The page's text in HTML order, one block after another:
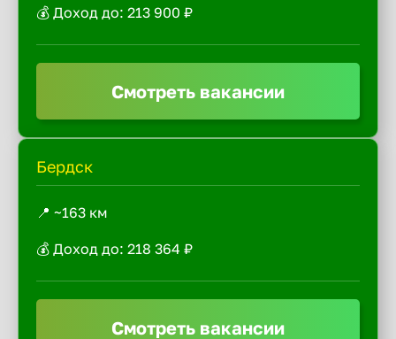
💰 Доход до: 213 900 ₽
Смотреть вакансии
Бердск
📍 ~163 км
💰 Доход до: 218 364 ₽
Смотреть вакансии